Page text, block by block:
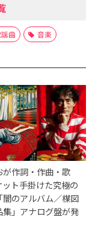
曲 音楽
が作詞・作曲・歌
ト手掛けた究極の
闇のアルバム／楳図
集」アナログ盤が発